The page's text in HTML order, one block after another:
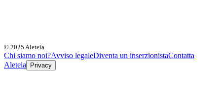
© 2025 Aleteia
Chi siamo noi?Avviso legaleDiventa un inserzionistaContatta
Aleteia
Privacy